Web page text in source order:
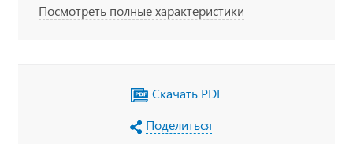
Посмотреть полные характеристики
Скачать PDF
Поделиться